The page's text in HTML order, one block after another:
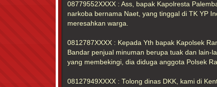
08779552XXXX : Ass, bapak Kapolresta
narkoba bernama Naet, yang tinggal di TK YP
meresahkan warga.
0812787XXXX : Kepada Yth bapak Kapolsek
Bandar penjual minuman berupa tuak dan lain-
yang membekingi, dia diduga anggota Polsek
08127949XXXX : Tolong dinas DKK, kami di